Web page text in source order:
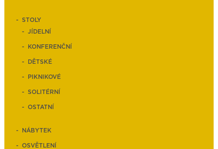
STOLY
JÍDELNÍ
KONFERENČNÍ
DĚTSKÉ
PIKNIKOVÉ
SOLITÉRNÍ
OSTATNÍ
NÁBYTEK
OSVĚTLENÍ